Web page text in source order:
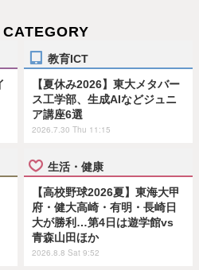
教育ICT
【夏休み2026】東大メタバー
ス工学部、生成AIなどジュニ
ア講座6選
2026.7.30 Thu 11:15
生活・健康
【高校野球2026夏】東海大甲
府・健大高崎・有明・長崎日
大が勝利…第4日は遊学館vs
青森山田ほか
2026.8.8 Sat 9:52